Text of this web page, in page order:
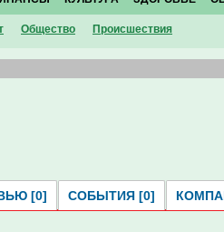
Общество Проиcшествия
[0] СОБЫТИЯ [0]